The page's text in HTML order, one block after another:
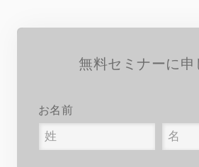
無料セミナーに申
お名前